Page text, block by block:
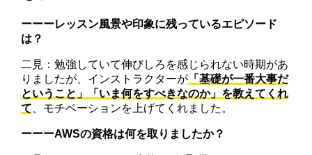
ーーーレッスン風景や印象に残っているエピソード
は？
二見：勉強していて伸びしろを感じられない時期があ
りましたが、インストラクターが 「基礎が一番大事だ
ということ」「いま何をすべきなのか」を教えてくれ
て 、モチベーションを上げてくれました。
ーーーAWSの資格は何を取りましたか？